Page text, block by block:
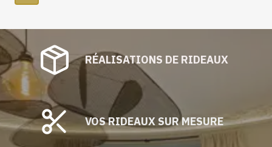
RÉALISATIONS DE RIDEAUX
VOS RIDEAUX SUR MESURE